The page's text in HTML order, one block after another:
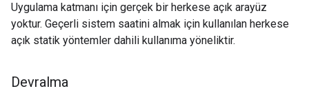
Uygulama katmanı için gerçek bir herkese açık arayüz
yoktur. Geçerli sistem saatini almak için kullanılan herkese
açık statik yöntemler dahili kullanıma yöneliktir.
Devralma